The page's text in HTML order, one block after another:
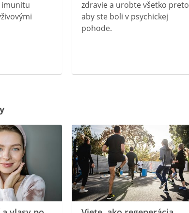
imunitu
zdravie a urobte všetko preto
aby ste boli v psychickej
pohode.